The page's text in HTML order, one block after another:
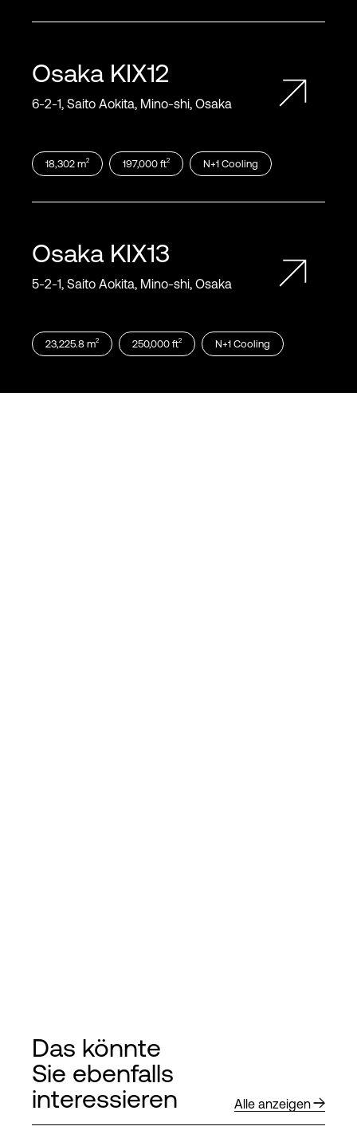
Osaka KIX12
6‑2‑1, Saito Aokita, Mino‑shi, Osaka
18,302 m2 197,000 ft2 N+1 Cooling
Osaka KIX13
5‑2‑1, Saito Aokita, Mino‑shi, Osaka
23,225.8 m2 250,000 ft2 N+1 Cooling
Das könnte
Sie ebenfalls
interessieren
Alle anzeigen